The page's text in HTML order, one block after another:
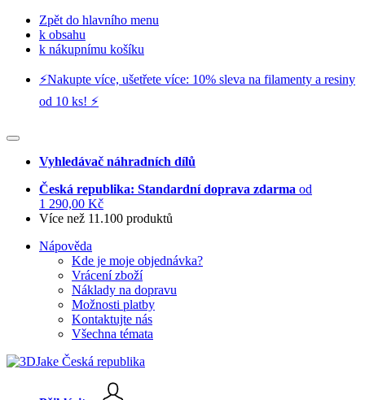
Zpět do hlavního menu
k obsahu
k nákupnímu košíku
⚡️Nakupte více, ušetřete více: 10% sleva na filamenty a resiny
od 10 ks! ⚡️
Vyhledávač náhradních dílů
Česká republika: Standardní doprava zdarma od
1 290,00 Kč
Více než 11.100 produktů
Nápověda
Kde je moje objednávka?
Vrácení zboží
Náklady na dopravu
Možnosti platby
Kontaktujte nás
Všechna témata